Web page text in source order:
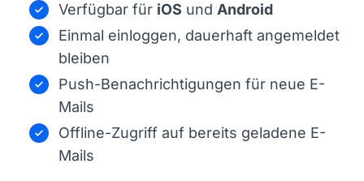
Verfügbar für iOS und Android
Einmal einloggen, dauerhaft angemeldet
bleiben
Push-Benachrichtigungen für neue E-
Mails
Offline-Zugriff auf bereits geladene E-
Mails